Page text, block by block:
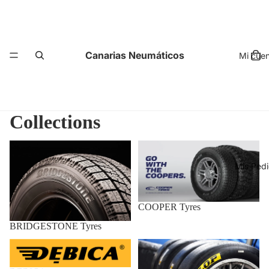
Canarias Neumáticos Mi
Mis
Collections
BRIDGESTONE Tyres
COOPER Tyres
DEBICA DUNLOP